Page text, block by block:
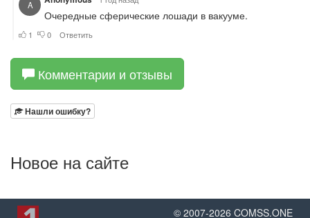
Комментарии и отзывы
Нашли ошибку?
Новое на сайте
© 2007-2026 COMSS.ONE